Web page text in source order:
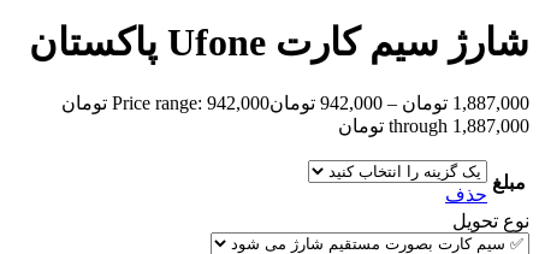
شارژ سیم کارت Ufone پاکستان
1,887,000 تومان –
942,000 تومان
Price range: 942,000 تومان
through 1,887,000 تومان
مبلغ
حذف
نوع تحویل